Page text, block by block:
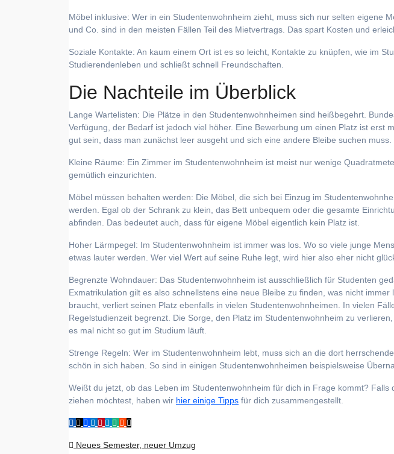
Möbel inklusive: Wer in ein Studentenwohnheim zieht, muss sich nur selten eigene
und Co. sind in den meisten Fällen Teil des Mietvertrags. Das spart Kosten und
Soziale Kontakte: An kaum einem Ort ist es so leicht, Kontakte zu knüpfen, wie im
Studierendenleben und schließt schnell Freundschaften.
Die Nachteile im Überblick
Lange Wartelisten: Die Plätze in den Studentenwohnheimen sind heißbegehrt.
Verfügung, der Bedarf ist jedoch viel höher. Eine Bewerbung um einen Platz ist erst
gut sein, dass man zunächst leer ausgeht und sich eine andere Bleibe suchen muss.
Kleine Räume: Ein Zimmer im Studentenwohnheim ist meist nur wenige
gemütlich einzurichten.
Möbel müssen behalten werden: Die Möbel, die sich bei Einzug im
werden. Egal ob der Schrank zu klein, das Bett unbequem oder die gesamte
abfinden. Das bedeutet auch, dass für eigene Möbel eigentlich kein Platz ist.
Hoher Lärmpegel: Im Studentenwohnheim ist immer was los. Wo so viele junge
etwas lauter werden. Wer viel Wert auf seine Ruhe legt, wird hier also eher nicht
Begrenzte Wohndauer: Das Studentenwohnheim ist ausschließlich für Studenten
Exmatrikulation gilt es also schnellstens eine neue Bleibe zu finden, was nicht
braucht, verliert seinen Platz ebenfalls in vielen Studentenwohnheimen. In vielen
Regelstudienzeit begrenzt. Die Sorge, den Platz im Studentenwohnheim zu
es mal nicht so gut im Studium läuft.
Strenge Regeln: Wer im Studentenwohnheim lebt, muss sich an die dort
schön in sich haben. So sind in einigen Studentenwohnheimen beispielsweise
Weißt du jetzt, ob das Leben im Studentenwohnheim für dich in Frage kommt?
ziehen möchtest, haben wir hier einige Tipps für dich zusammengestellt.
Beitragsnavigation
Neues Semester, neuer Umzug